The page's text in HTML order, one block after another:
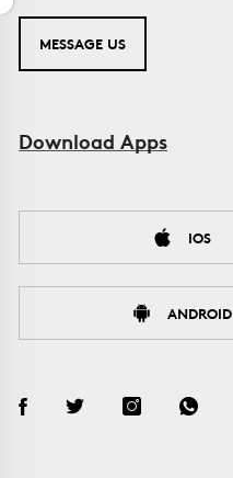
MESSAGE US
Download Apps
IOS
ANDROID